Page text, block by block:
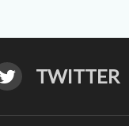
TWITTER